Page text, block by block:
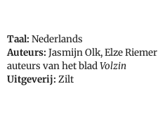
Taal: Nederlands
Auteurs: Jasmijn Olk, Elze
auteurs van het bladVolzin
Uitgeverij: Zilt